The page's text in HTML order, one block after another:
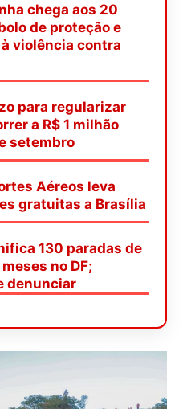
chega aos 20
de proteção e
violência contra
para regularizar
a R$ 1 milhão
setembro
Aéreos leva
gratuitas a Brasília
130 paradas de
no DF;
denunciar